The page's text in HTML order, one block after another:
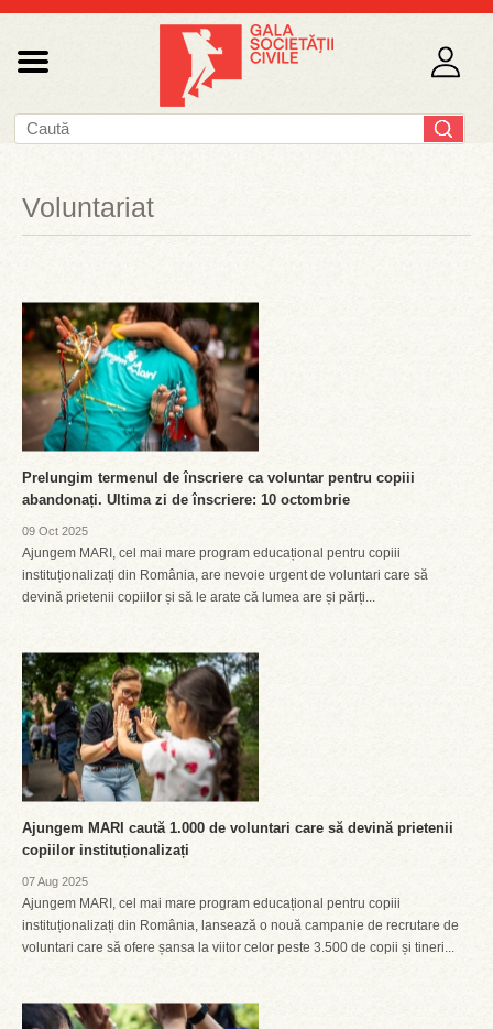
Voluntariat
Prelungim termenul de înscriere ca voluntar pentru copiii
abandonați. Ultima zi de înscriere: 10 octombrie
09 Oct 2025
Ajungem MARI, cel mai mare program educațional pentru copiii
instituționalizați din România, are nevoie urgent de voluntari care să
devină prietenii copiilor și să le arate că lumea are și părți...
Ajungem MARI caută 1.000 de voluntari care să devină prietenii
copiilor instituționalizați
07 Aug 2025
Ajungem MARI, cel mai mare program educațional pentru copiii
instituționalizați din România, lansează o nouă campanie de recrutare de
voluntari care să ofere șansa la viitor celor peste 3.500 de copii și tineri...